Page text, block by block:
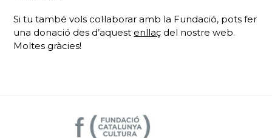
Si tu també vols col·laborar amb la Fundació, pots fer
una donació des d’aquest enllaç del nostre web.
Moltes gràcies!